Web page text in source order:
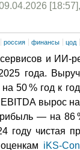
[18:57],
россия финансы цод
и ИИ-
года.
50 % год к
EBITDA вырос
— на 86
году чистая
iKS-